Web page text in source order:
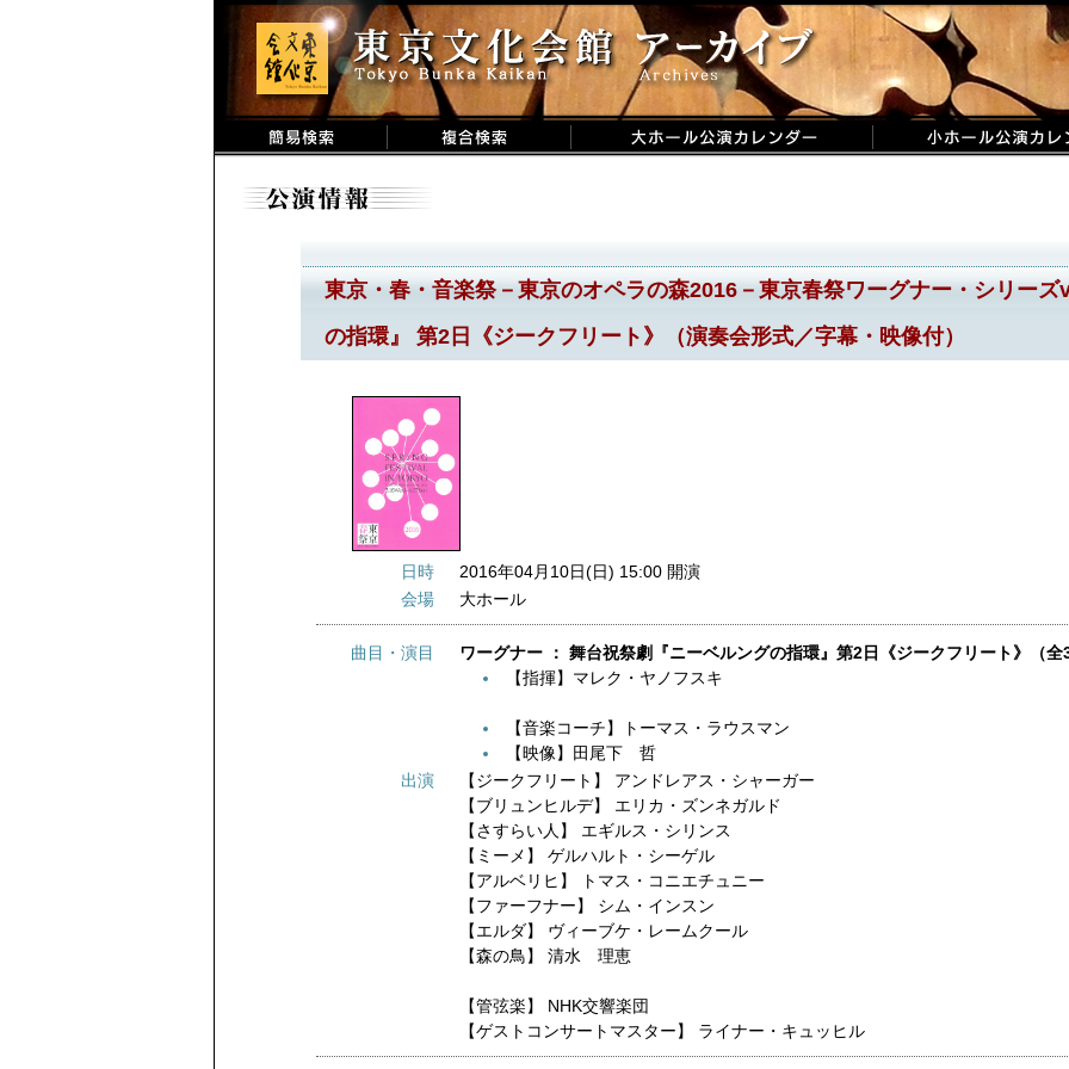
東京・春・音楽祭－東京のオペラの森2016－東京春祭ワーグナー・シリー
の指環』 第2日《ジークフリート》（演奏会形式／字幕・映像付）
日時
2016年04月10日(日) 15:00 開演
会場
大ホール
曲目・演目
ワーグナー ： 舞台祝祭劇『ニーベルングの指環』第2日《ジークフリート》（全
【指揮】マレク・ヤノフスキ
【音楽コーチ】トーマス・ラウスマン
【映像】田尾下 哲
出演
【ジークフリート】 アンドレアス・シャーガー
【ブリュンヒルデ】 エリカ・ズンネガルド
【さすらい人】 エギルス・シリンス
【ミーメ】 ゲルハルト・シーゲル
【アルベリヒ】
トマス・コニエチュニー
【ファーフナー】 シム・インスン
【エルダ】 ヴィーブケ・レームクール
【森の鳥】 清水 理恵
【管弦楽】 NHK交響楽団
【ゲストコンサートマスター】 ライナー・キュッヒル